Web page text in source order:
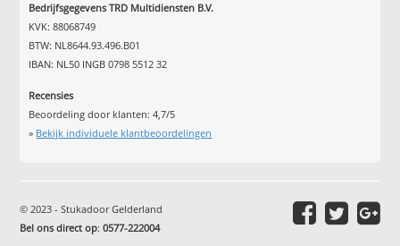
Bedrijfsgegevens TRD Multidiensten B.V.
KVK: 88068749
BTW: NL8644.93.496.B01
IBAN: NL50 INGB 0798 5512 32
Recensies
Beoordeling door klanten:4,7/5
» Bekijk individuele klantbeoordelingen
© 2023 - Stukadoor Gelderland
Bel ons direct op:0577-222004